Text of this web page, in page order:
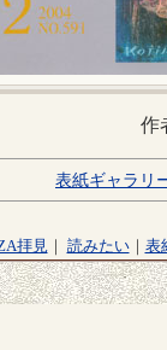
作
表紙ギャラリ
拝見｜ 読みたい｜ 表